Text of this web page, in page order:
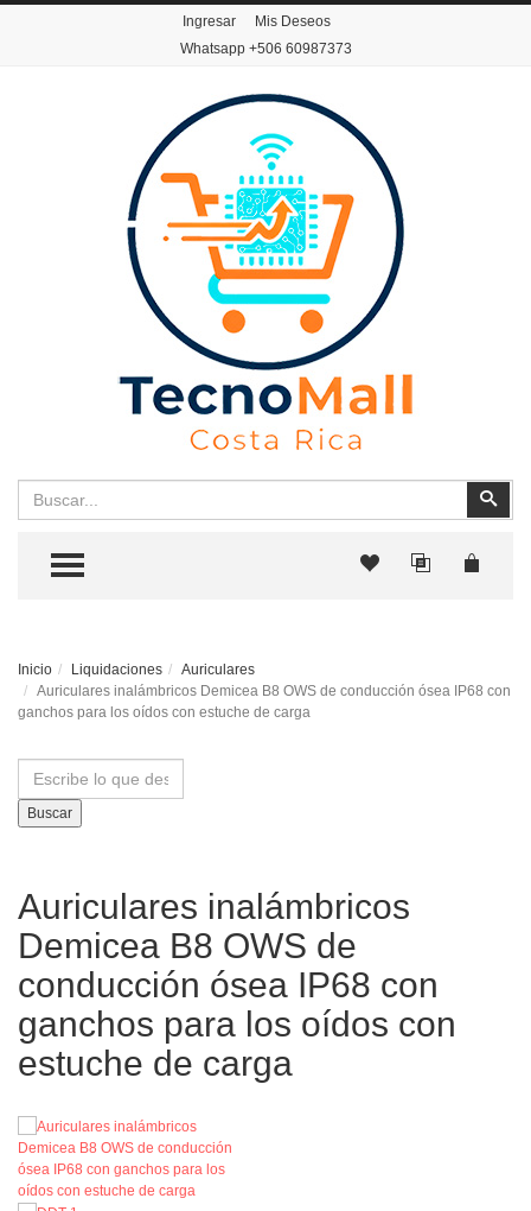
Ingresar
Mis Deseos
Whatsapp+506 60987373
TOGGLE MENU
Inicio Liquidaciones
Auriculares
Auriculares inalámbricos Demicea B8 OWS de conducción ósea IP68 con
ganchos para los oídos con estuche de carga
Buscar
Auriculares inalámbricos
Demicea B8 OWS de
conducción ósea IP68 con
ganchos para los oídos con
estuche de carga